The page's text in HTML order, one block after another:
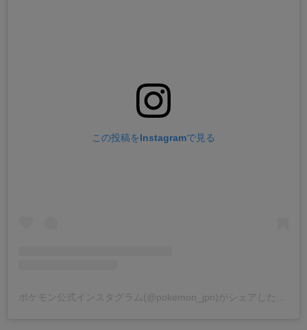
この投稿をInstagramで見る
ポケモン公式インスタグラム(@pokemon_jpn)がシェアした投稿